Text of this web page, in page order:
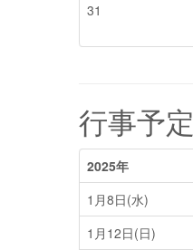
31
行事予定
2025年
1月8日(水)
1月12日(日)